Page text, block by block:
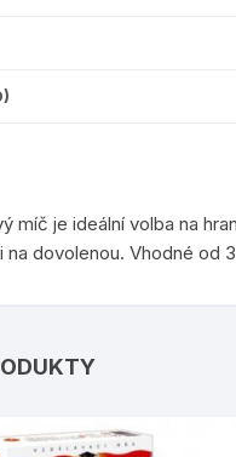
míč je ideální volba na
na dovolenou. Vhodné od